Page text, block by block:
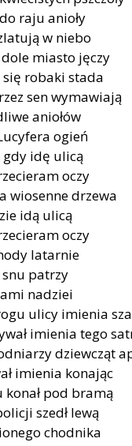
raju anioły
w niebo
miasto jęczy
się robaki stada
sen wymawiają
aniołów
ogień
gdy idę ulicą
oczy
wiosenne drzewa
idą ulicą
oczy
latarnie
patrzy
nadziei
ulicy imienia
imienia tego
dziewcząt
imienia konając
konał pod bramą
szedł lewą
chodnika